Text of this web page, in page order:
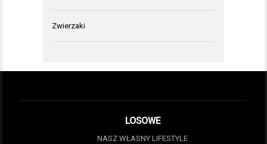
Zwierzaki
LOSOWE
NASZ WŁASNY LIFESTYLE